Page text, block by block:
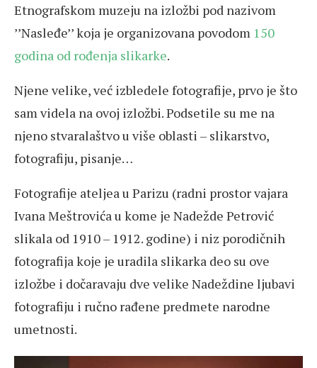
Etnografskom muzeju na izložbi pod nazivom
’’Nasleđe’’ koja je organizovana povodom 150
godina od rođenja slikarke.
Njene velike, već izbledele fotografije, prvo je što
sam videla na ovoj izložbi. Podsetile su me na
njeno stvaralaštvo u više oblasti – slikarstvo,
fotografiju, pisanje…
Fotografije ateljea u Parizu (radni prostor vajara
Ivana Meštrovića u kome je Nadežde Petrović
slikala od 1910 – 1912. godine) i niz porodičnih
fotografija koje je uradila slikarka deo su ove
izložbe i dočaravaju dve velike Nadeždine ljubavi
fotografiju i ručno rađene predmete narodne
umetnosti.